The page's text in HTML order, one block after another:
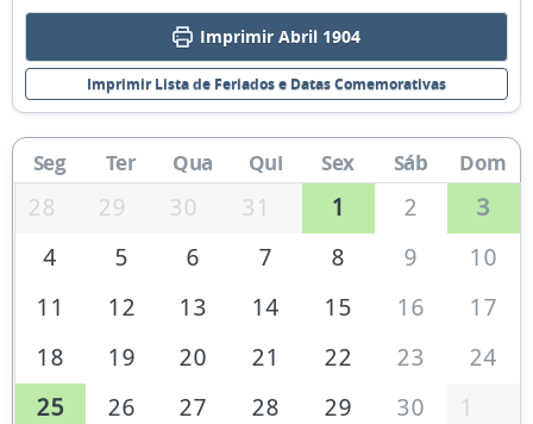
Imprimir Abril 1904
Imprimir Lista de Feriados e Datas Comemorativas
Seg Ter Qua Qui Sex Sáb Dom
28 29 30 31 1 2
3
4
5 6 7 8 9
10
11
12 13 14 15 16
17
18
19 20 21 22 23
24
25
26 27 28 29 30 1